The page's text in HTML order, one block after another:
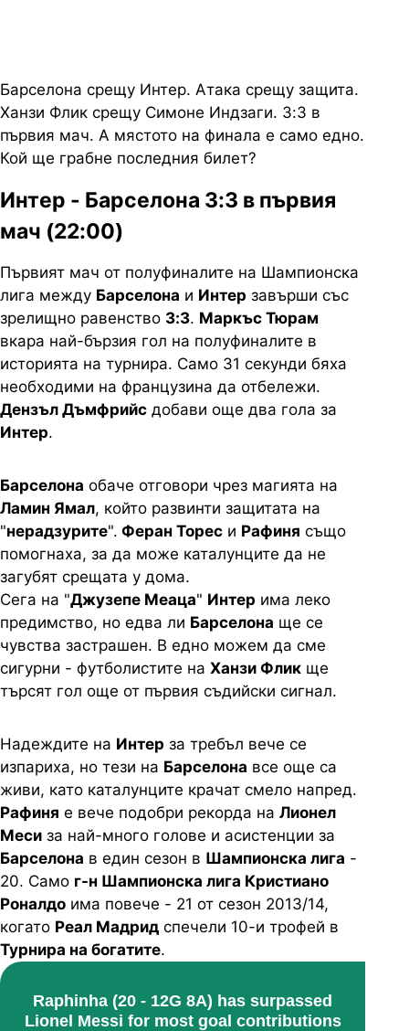
Барселона срещу Интер. Атака срещу защита.
Ханзи Флик срещу Симоне Индзаги. 3:3 в
първия мач. А мястото на финала е само едно.
Кой ще грабне последния билет?
Интер - Барселона 3:3 в първия
мач (22:00)
Първият мач от полуфиналите на Шампионска
лига между Барселона и Интер завърши със
зрелищно равенство 3:3. Маркъс Тюрам
вкара най-бързия гол на полуфиналите в
историята на турнира. Само 31 секунди бяха
необходими на французина да отбележи.
Дензъл Дъмфрийс добави още два гола за
Интер.
Барселона обаче отговори чрез магията на
Ламин Ямал, който развинти защитата на
"нерадзурите". Феран Торес и Рафиня също
помогнаха, за да може каталунците да не
загубят срещата у дома.
Сега на "Джузепе Меаца" Интер има леко
предимство, но едва ли Барселона ще се
чувства застрашен. В едно можем да сме
сигурни - футболистите на Ханзи Флик ще
търсят гол още от първия съдийски сигнал.
Надеждите на Интер за требъл вече се
изпариха, но тези на Барселона все още са
живи, като каталунците крачат смело напред.
Рафиня е вече подобри рекорда на Лионел
Меси за най-много голове и асистенции за
Барселона в един сезон в Шампионска лига -
20. Само г-н Шампионска лига Кристиано
Роналдо има повече - 21 от сезон 2013/14,
когато Реал Мадрид спечели 10-и трофей в
Турнира на богатите.
Raphinha (20 - 12G 8A) has surpassed
Lionel Messi for most goal contributions